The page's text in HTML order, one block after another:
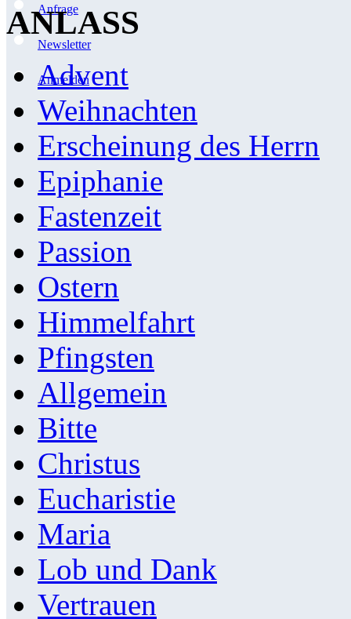
Anfrage
Newsletter
Anmelden
ANLASS
Advent
Weihnachten
Erscheinung des Herrn
Epiphanie
Fastenzeit
Passion
Ostern
Himmelfahrt
Pfingsten
Allgemein
Bitte
Christus
Eucharistie
Maria
Lob und Dank
Vertrauen